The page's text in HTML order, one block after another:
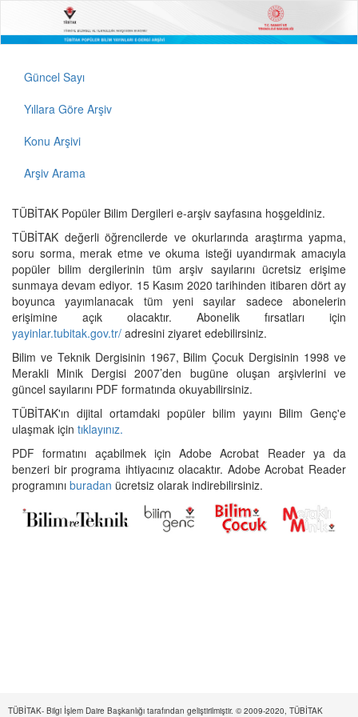
Güncel Sayı
Yıllara Göre Arşiv
Konu Arşivi
Arşiv Arama
TÜBİTAK Popüler Bilim Dergileri e-arşiv sayfasına hoşgeldiniz.
TÜBİTAK değerli öğrencilerde ve okurlarında araştırma yapma,
soru sorma, merak etme ve okuma isteği uyandırmak amacıyla
popüler bilim dergilerinin tüm arşiv sayılarını ücretsiz erişime
sunmaya devam ediyor. 15 Kasım 2020 tarihinden itibaren dört ay
boyunca yayımlanacak tüm yeni sayılar sadece abonelerin
erişimine açık olacaktır. Abonelik fırsatları için
yayinlar.tubitak.gov.tr/ adresini ziyaret edebilirsiniz.
Bilim ve Teknik Dergisinin 1967, Bilim Çocuk Dergisinin 1998 ve
Merakli Minik Dergisi 2007’den bugüne oluşan arşivlerini ve
güncel sayılarını PDF formatında okuyabilirsiniz.
TÜBİTAK'ın dijital ortamdaki popüler bilim yayını Bilim Genç'e
ulaşmak için tıklayınız.
PDF formatını açabilmek için Adobe Acrobat Reader ya da
benzeri bir programa ihtiyacınız olacaktır. Adobe Acrobat Reader
programını buradan ücretsiz olarak indirebilirsiniz.
TÜBİTAK- Bilgi İşlem Daire Başkanlığı tarafından geliştirilmiştir. © 2009-2020, TÜBİTAK